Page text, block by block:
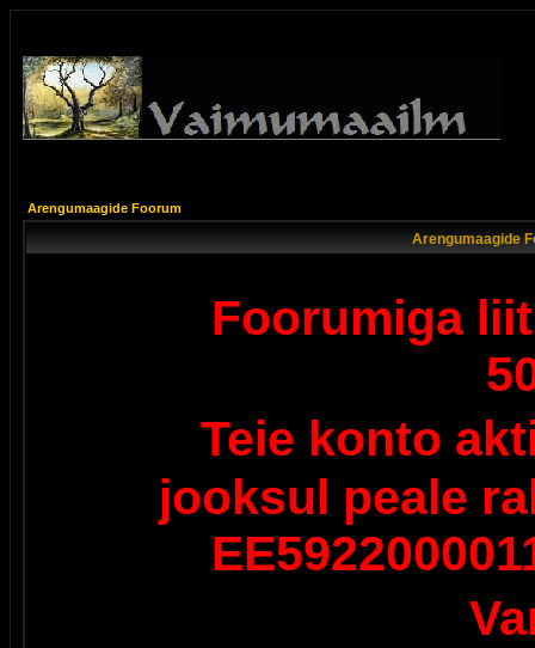
Arengumaagide Foorum
Arengumaagide
Foorumiga
Teie konto
jooksul peale